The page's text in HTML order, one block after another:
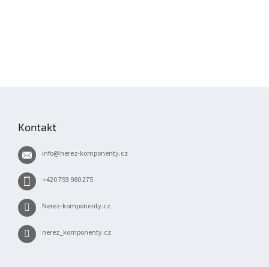
Kontakt
info@nerez-komponenty.cz
+420 793 980 275
Nerez-komponenty.cz
nerez_komponenty.cz